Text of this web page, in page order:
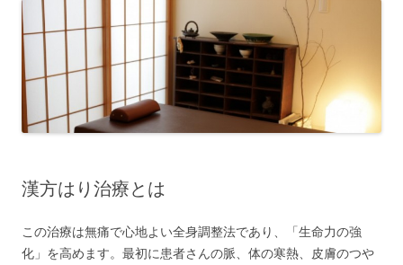
漢方はり治療とは
この治療は無痛で心地よい全身調整法であり、「生命力の強
化」を高めます。最初に患者さんの脈、体の寒熱、皮膚のつや